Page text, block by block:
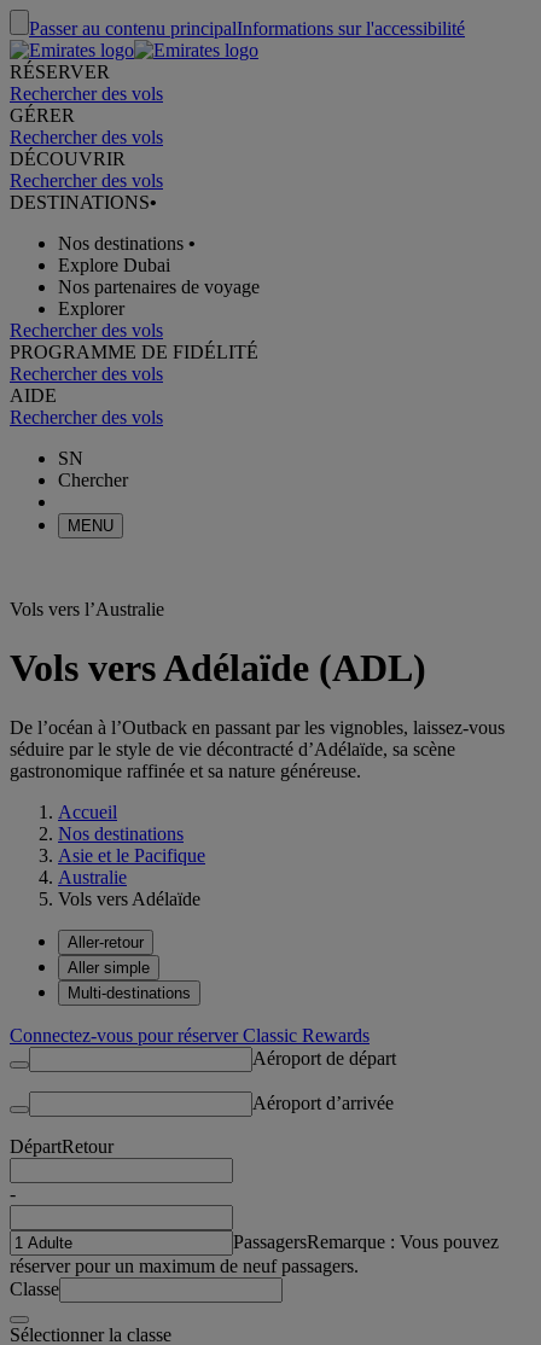
Passer au contenu principalInformations sur l'accessibilité
RÉSERVER
Rechercher des vols
GÉRER
Rechercher des vols
DÉCOUVRIR
Rechercher des vols
DESTINATIONS•
Nos destinations •
Explore Dubai
Nos partenaires de voyage
Explorer
Rechercher des vols
PROGRAMME DE FIDÉLITÉ
Rechercher des vols
AIDE
Rechercher des vols
SN
Chercher
MENU
Vols vers l’Australie
Vols vers Adélaïde (ADL)
De l’océan à l’Outback en passant par les vignobles, laissez-vous
séduire par le style de vie décontracté d’Adélaïde, sa scène
gastronomique raffinée et sa nature généreuse.
Accueil
Nos destinations
Asie et le Pacifique
Australie
Vols vers Adélaïde
Aller-retour
Aller simple
Multi-destinations
Connectez-vous pour réserver Classic Rewards
Aéroport de départ
Aéroport d’arrivée
DépartRetour
-
PassagersRemarque : Vous pouvez
réserver pour un maximum de neuf passagers.
Classe
Sélectionner la classe